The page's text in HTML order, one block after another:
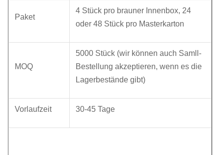
Paket
4 Stück pro brauner Innenbox, 24
oder 48 Stück pro Masterkarton
MOQ
5000 Stück (wir können auch Samll-
Bestellung akzeptieren, wenn es die
Lagerbestände gibt)
Vorlaufzeit 30-45 Tage